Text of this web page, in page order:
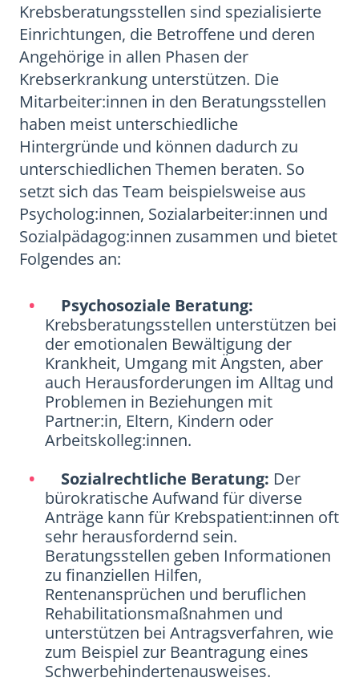
Krebsberatungsstellen sind spezialisierte
Einrichtungen, die Betroffene und deren
Angehörige in allen Phasen der
Krebserkrankung unterstützen. Die
Mitarbeiter:innen in den Beratungsstellen
haben meist unterschiedliche
Hintergründe und können dadurch zu
unterschiedlichen Themen beraten. So
setzt sich das Team beispielsweise aus
Psycholog:innen, Sozialarbeiter:innen und
Sozialpädagog:innen zusammen und bietet
Folgendes an:
Psychosoziale Beratung:
Krebsberatungsstellen unterstützen bei
der emotionalen Bewältigung der
Krankheit, Umgang mit Ängsten, aber
auch Herausforderungen im Alltag und
Problemen in Beziehungen mit
Partner:in, Eltern, Kindern oder
Arbeitskolleg:innen.
Sozialrechtliche Beratung: Der
bürokratische Aufwand für diverse
Anträge kann für Krebspatient:innen oft
sehr herausfordernd sein.
Beratungsstellen geben Informationen
zu finanziellen Hilfen,
Rentenansprüchen und beruflichen
Rehabilitationsmaßnahmen und
unterstützen bei Antragsverfahren, wie
zum Beispiel zur Beantragung eines
Schwerbehindertenausweises.